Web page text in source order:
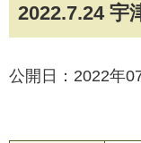
2022.7.24
公開日：2022年